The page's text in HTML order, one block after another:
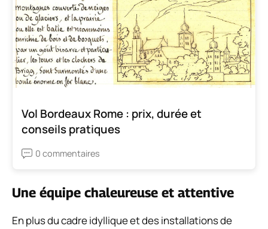
Vol Bordeaux Rome : prix, durée et
conseils pratiques
0 commentaires
Une équipe chaleureuse et attentive
En plus du cadre idyllique et des installations de